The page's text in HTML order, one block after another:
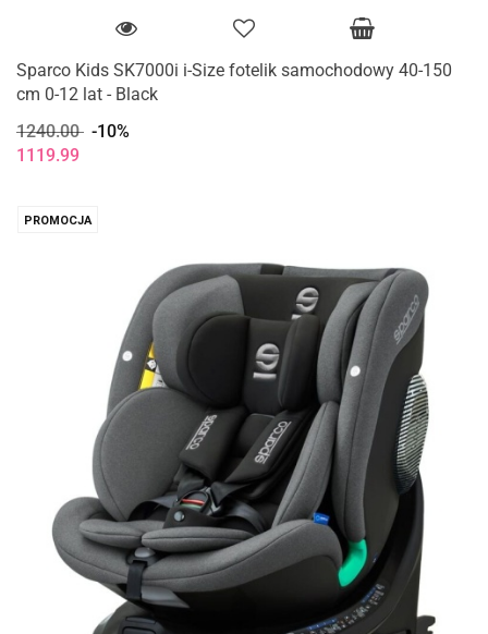
Sparco Kids SK7000i i-Size fotelik samochodowy 40-150
cm 0-12 lat - Black
1240.00 -10%
1119.99
PROMOCJA